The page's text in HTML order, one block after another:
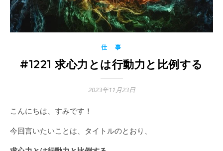
仕 事
#1221 求心力とは行動力と比例する
2023年11月23日
こんにちは、すみです！
今回言いたいことは、タイトルのとおり、